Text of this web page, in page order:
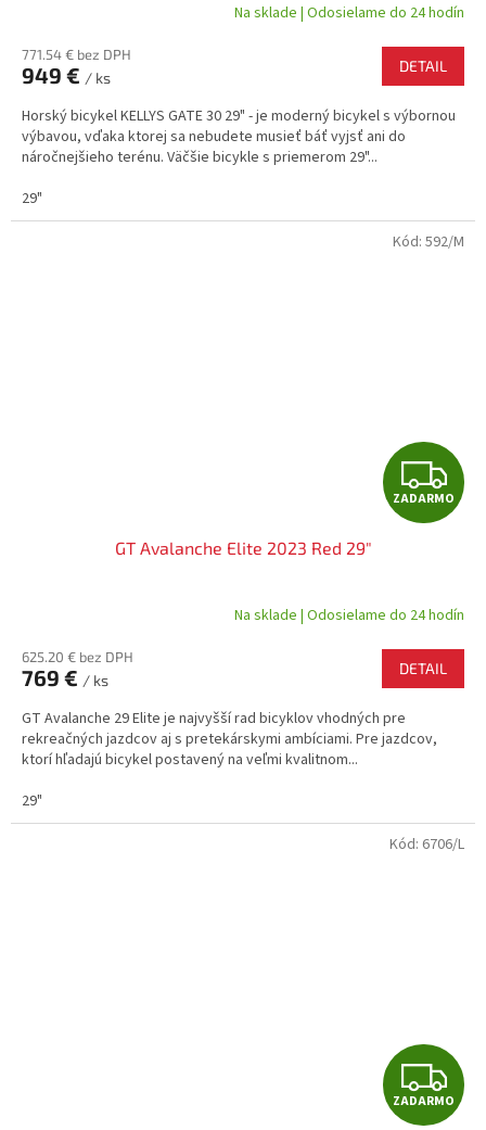
R
M
Na sklade | Odosielame do 24 hodín
771.54 € bez DPH
949 € / ks
DETAIL
Horský bicykel KELLYS GATE 30 29" - je moderný bicykel s výbornou
výbavou, vďaka ktorej sa nebudete musieť báť vyjsť ani do
náročnejšieho terénu. Väčšie bicykle s priemerom 29"...
29"
Z
A
A
R
M
ZADARMO
GT Avalanche Elite 2023 Red 29"
Na sklade | Odosielame do 24 hodín
625.20 € bez DPH
769 € / ks
DETAIL
GT Avalanche 29 Elite je najvyšší rad bicyklov vhodných pre
rekreačných jazdcov aj s pretekárskymi ambíciami. Pre jazdcov,
ktorí hľadajú bicykel postavený na veľmi kvalitnom...
29"
Kód: 592/M
Z
ZADARMO
Kód: 6706/L